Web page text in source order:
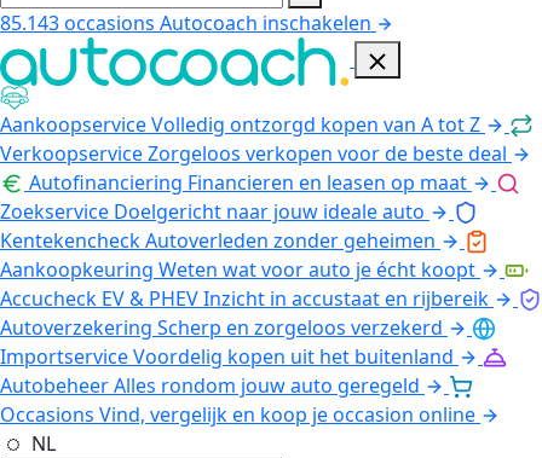
85.143occasions Autocoach inschakelen
AankoopserviceVolledig ontzorgd kopen van A tot Z
VerkoopserviceZorgeloos verkopen voor de beste deal
Autofinanciering Financieren en leasen op maat
Zoekservice Doelgericht naar jouw ideale auto
KentekencheckAutoverleden zonder geheimen
Aankoopkeuring Weten wat voor auto je écht koopt
Accucheck EV & PHEVInzicht in accustaat en rijbereik
Autoverzekering Scherp en zorgeloos verzekerd
ImportserviceVoordelig kopen uit het buitenland
AutobeheerAlles rondom jouw auto geregeld
Occasions Vind, vergelijk en koop je occasion online
NL